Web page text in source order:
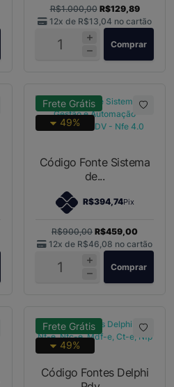
R$1.000,00 R$129,89
12x de R$13,04 no cartão
Comprar
Frete Grátis
49%
Código Fonte Sistema
de...
R$394,74Pix
R$900,00 R$459,00
12x de R$46,08 no cartão
Comprar
Frete Grátis
49%
Código Fontes Delphi